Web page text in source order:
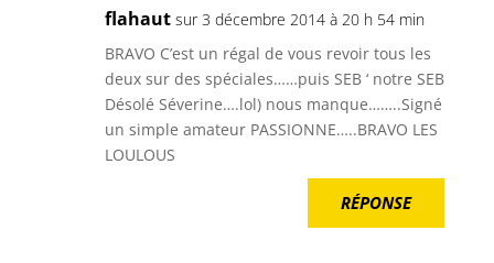
flahaut sur 3 décembre 2014 à 20 h 54 min
BRAVO C’est un régal de vous revoir tous les
deux sur des spéciales……puis SEB ‘ notre SEB
Désolé Séverine….lol) nous manque……..Signé
un simple amateur PASSIONNE…..BRAVO LES
LOULOUS
RÉPONSE